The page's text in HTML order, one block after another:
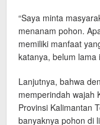
“Saya minta
menanam pohon.
memiliki manfaat
katanya, belum lama
Lanjutnya, bahwa
memperindah wajah
Provinsi Kalimantan
banyaknya pohon di